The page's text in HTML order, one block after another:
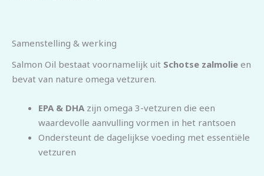
Samenstelling & werking
Salmon Oil bestaat voornamelijk uit Schotse zalmolie en
bevat van nature omega vetzuren.
EPA & DHA zijn omega 3-vetzuren die een
waardevolle aanvulling vormen in het rantsoen
Ondersteunt de dagelijkse voeding met essentiële
vetzuren